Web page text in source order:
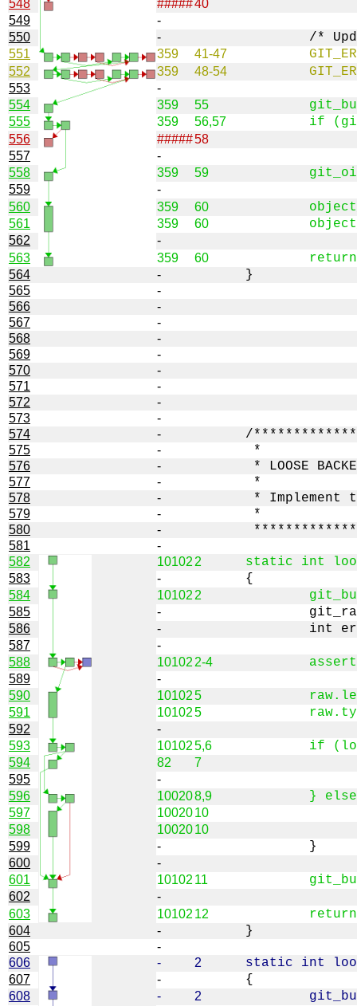
548 #####40
549
-
550
-
551
359
41-47
552
359
48-54
553
-
554
359
55
555
359
56,57
556
#####58
557
-
558
359
59
559
-
560
359
60
561
359
60
562
-
563
359
60
564
-
565
-
566
-
567
-
568
-
569
-
570
-
571
-
572
-
573
-
574
-
575
-
576
-
577
-
578
-
579
-
580
-
581
-
582
10102 2
583
-
584 10102 2
585
-
586
-
587
-
588
10102 2-4
589
-
590
101025
591
101025
592
-
593
101025,6
594
82
7
595
-
596
100208,9
597
1002010
598
1002010
599
-
600
-
601
10102 11
602
-
603
10102 12
604
-
605
-
606
-
2
607
-
608 -
2